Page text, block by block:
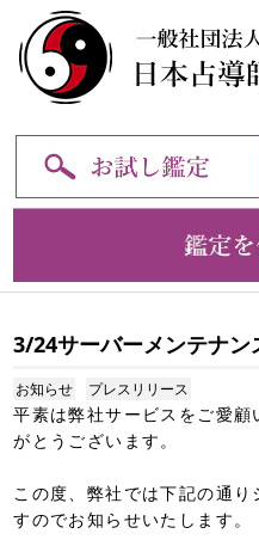
3/24サーバーメンテナン
お知らせ プレスリリース
平素は弊社サービスをご愛顧
がとうございます。
この度、弊社では下記の通
すのでお知らせいたします。